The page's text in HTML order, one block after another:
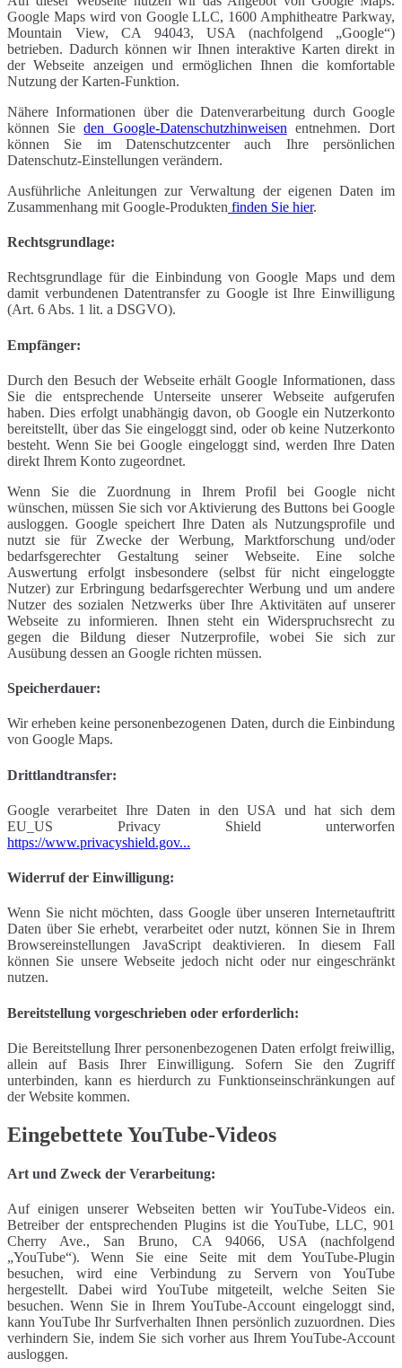
Google Maps wird von Google LLC, 1600 Amphitheatre Parkway,
Mountain View, CA 94043, USA (nachfolgend „Google“)
betrieben. Dadurch können wir Ihnen interaktive Karten direkt in
der Webseite anzeigen und ermöglichen Ihnen die komfortable
Nutzung der Karten-Funktion.
Nähere Informationen über die Datenverarbeitung durch Google
können Sieden Google-Datenschutzhinweisen entnehmen. Dort
können Sie im Datenschutzcenter auch Ihre persönlichen
Datenschutz-Einstellungen verändern.
Ausführliche Anleitungen zur Verwaltung der eigenen Daten im
Zusammenhang mit Google-Produkten finden Sie hier.
Rechtsgrundlage:
Rechtsgrundlage für die Einbindung von Google Maps und dem
damit verbundenen Datentransfer zu Google ist Ihre Einwilligung
(Art. 6 Abs. 1 lit. a DSGVO).
Empfänger:
Durch den Besuch der Webseite erhält Google Informationen, dass
Sie die entsprechende Unterseite unserer Webseite aufgerufen
haben. Dies erfolgt unabhängig davon, ob Google ein Nutzerkonto
bereitstellt, über das Sie eingeloggt sind, oder ob keine Nutzerkonto
besteht. Wenn Sie bei Google eingeloggt sind, werden Ihre Daten
direkt Ihrem Konto zugeordnet.
Wenn Sie die Zuordnung in Ihrem Profil bei Google nicht
wünschen, müssen Sie sich vor Aktivierung des Buttons bei Google
ausloggen. Google speichert Ihre Daten als Nutzungsprofile und
nutzt sie für Zwecke der Werbung, Marktforschung und/oder
bedarfsgerechter Gestaltung seiner Webseite. Eine solche
Auswertung erfolgt insbesondere (selbst für nicht eingeloggte
Nutzer) zur Erbringung bedarfsgerechter Werbung und um andere
Nutzer des sozialen Netzwerks über Ihre Aktivitäten auf unserer
Webseite zu informieren. Ihnen steht ein Widerspruchsrecht zu
gegen die Bildung dieser Nutzerprofile, wobei Sie sich zur
Ausübung dessen an Google richten müssen.
Speicherdauer:
Wir erheben keine personenbezogenen Daten, durch die Einbindung
von Google Maps.
Drittlandtransfer:
Google verarbeitet Ihre Daten in den USA und hat sich dem
EU_US Privacy Shield unterworfen
https://www.privacyshield.gov...
Widerruf der Einwilligung:
Wenn Sie nicht möchten, dass Google über unseren Internetauftritt
Daten über Sie erhebt, verarbeitet oder nutzt, können Sie in Ihrem
Browsereinstellungen JavaScript deaktivieren. In diesem Fall
können Sie unsere Webseite jedoch nicht oder nur eingeschränkt
nutzen.
Bereitstellung vorgeschrieben oder erforderlich:
Die Bereitstellung Ihrer personenbezogenen Daten erfolgt freiwillig,
allein auf Basis Ihrer Einwilligung. Sofern Sie den Zugriff
unterbinden, kann es hierdurch zu Funktionseinschränkungen auf
der Website kommen.
Eingebettete YouTube-Videos
Art und Zweck der Verarbeitung:
Auf einigen unserer Webseiten betten wir YouTube-Videos ein.
Betreiber der entsprechenden Plugins ist die YouTube, LLC, 901
Cherry Ave., San Bruno, CA 94066, USA (nachfolgend
„YouTube“). Wenn Sie eine Seite mit dem YouTube-Plugin
besuchen, wird eine Verbindung zu Servern von YouTube
hergestellt. Dabei wird YouTube mitgeteilt, welche Seiten Sie
besuchen. Wenn Sie in Ihrem YouTube-Account eingeloggt sind,
kann YouTube Ihr Surfverhalten Ihnen persönlich zuzuordnen. Dies
verhindern Sie, indem Sie sich vorher aus Ihrem YouTube-Account
ausloggen.